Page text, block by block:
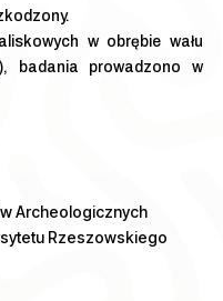
w obrębie wału
badania prowadzono w
Archeologicznych
Rzeszowskiego